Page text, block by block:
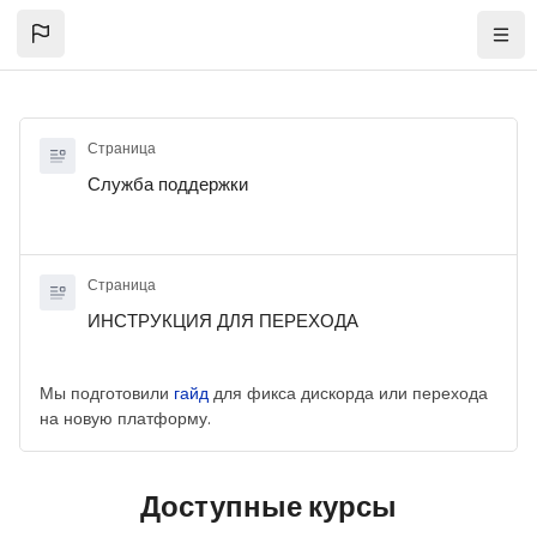
Страница
Служба поддержки
Страница
ИНСТРУКЦИЯ ДЛЯ ПЕРЕХОДА
Мы подготовили гайд для фикса дискорда или перехода
на новую платформу.
Доступные курсы